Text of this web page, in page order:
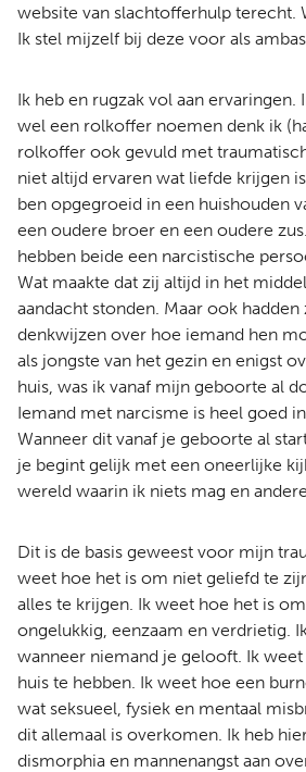
website van slachtofferhulp terecht.
Ik stel mijzelf bij deze voor als
Ik heb en rugzak vol aan ervaringen.
wel een rolkoffer noemen denk ik
rolkoffer ook gevuld met
niet altijd ervaren wat liefde krijgen
ben opgegroeid in een huishouden
een oudere broer en een oudere
hebben beide een narcistische
Wat maakte dat zij altijd in het
aandacht stonden. Maar ook hadden
denkwijzen over hoe iemand hen
als jongste van het gezin en enigst
huis, was ik vanaf mijn geboorte al
Iemand met narcisme is heel goed
Wanneer dit vanaf je geboorte al
je begint gelijk met een oneerlijke
wereld waarin ik niets mag en
Dit is de basis geweest voor mijn
weet hoe het is om niet geliefd te
alles te krijgen. Ik weet hoe het is
ongelukkig, eenzaam en verdrietig.
wanneer niemand je gelooft. Ik
huis te hebben. Ik weet hoe een
wat seksueel, fysiek en mentaal
dit allemaal is overkomen. Ik heb
dismorphia en mannenangst aan